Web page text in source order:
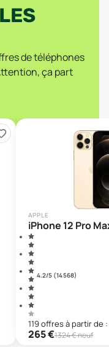
de téléphones
ça part
APPLE
iPhone 12 Pro
4.2/5 (14 568)
119offresà partir de :
265€1324€ neuf